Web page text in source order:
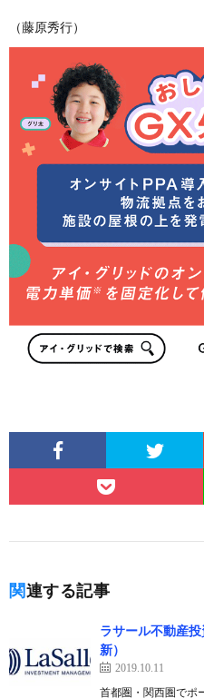
（藤原秀行）
関連する記事
ラサール不動産
新）
2019.10.11
首都圏・関西圏でポ